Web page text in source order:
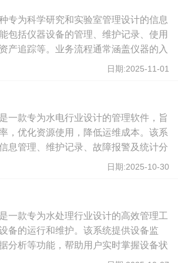
专为科学研究和实验室管理设计的信息
包括仪器设备的管理、维护记录、使用
产追踪等。业务流程通常涵盖仪器的入
废等环节。技术架构采用模块化设计，
、科研机构、医疗实验室及制造业等，
日期:2025-11-01
一款专为水电行业设计的管理软件，旨
，优化资源使用，降低运维成本。该系
息管理、维护记录、故障报警及统计分
现智能化、数字化的管理模式。通过直
延长设备使用寿命。
日期:2025-10-30
一款专为水处理行业设计的高效管理工
备的运行和维护。该系统提供设备监
分析等功能，帮助用户实时掌握设备状
率。通过智能化的数据管理，用户可以